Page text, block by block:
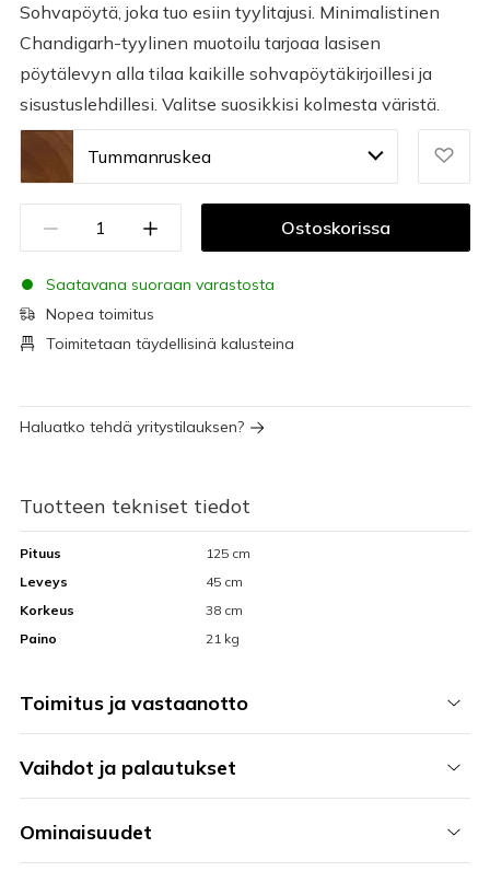
Sohvapöytä, joka tuo esiin tyylitajusi. Minimalistinen
Chandigarh-tyylinen muotoilu tarjoaa lasisen
pöytälevyn alla tilaa kaikille sohvapöytäkirjoillesi ja
sisustuslehdillesi. Valitse suosikkisi kolmesta väristä.
Tummanruskea
Ostoskorissa
Saatavana suoraan varastosta
Nopea toimitus
Toimitetaan täydellisinä kalusteina
Haluatko tehdä yritystilauksen?
Tuotteen tekniset tiedot
Pituus
125 cm
Leveys
45 cm
Korkeus
38 cm
Paino
21 kg
Toimitus ja vastaanotto
Vaihdot ja palautukset
Ominaisuudet